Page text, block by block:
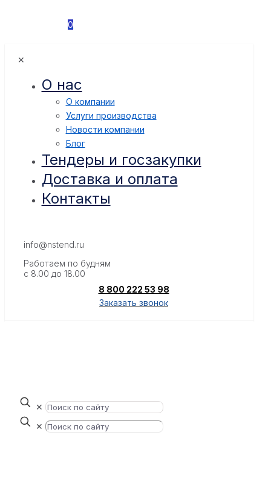
0
✕
О нас
О компании
Услуги производства
Новости компании
Блог
Тендеры и госзакупки
Доставка и оплата
Контакты
info@nstend.ru
Работаем по будням
с 8.00 до 18.00
8 800 222 53 98
Заказать звонок
✕
✕